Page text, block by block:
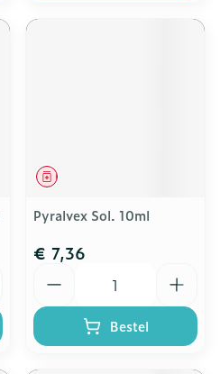
Geneesmiddel
Pyralvex Sol. 10ml
€ 7,36
Bestel